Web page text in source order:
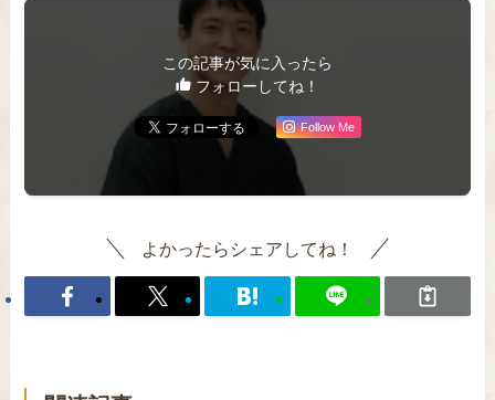
この記事が気に入ったら
フォローしてね！
Follow Me
よかったらシェアしてね！